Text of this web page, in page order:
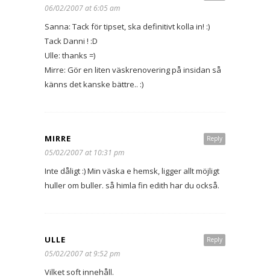
06/02/2007 at 6:05 am
Sanna: Tack för tipset, ska definitivt kolla in! :)
Tack Danni ! :D
Ulle: thanks =)
Mirre: Gör en liten väskrenovering på insidan så
känns det kanske bättre.. :)
Reply
MIRRE
05/02/2007 at 10:31 pm
Inte dåligt :) Min väska e hemsk, ligger allt möjligt
huller om buller. så himla fin edith har du också.
Reply
ULLE
05/02/2007 at 9:52 pm
Vilket soft innehåll.